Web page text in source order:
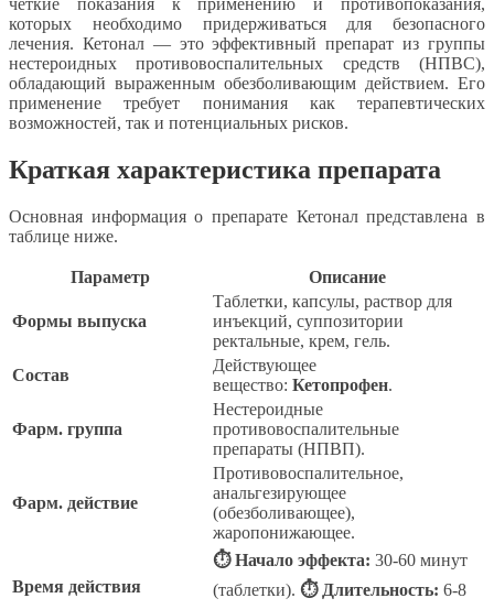
четкие показания к применению и противопоказания,
которых необходимо придерживаться для безопасного
лечения. Кетонал — это эффективный препарат из группы
нестероидных противовоспалительных средств (НПВС),
обладающий выраженным обезболивающим действием. Его
применение требует понимания как терапевтических
возможностей, так и потенциальных рисков.
Краткая характеристика препарата
Основная информация о препарате Кетонал представлена в
таблице ниже.
Параметр Описание
Формы выпуска
Таблетки, капсулы, раствор для
инъекций, суппозитории
ректальные, крем, гель.
Состав
Действующее
вещество: Кетопрофен.
Фарм. группа
Нестероидные
противовоспалительные
препараты (НПВП).
Фарм. действие
Противовоспалительное,
анальгезирующее
(обезболивающее),
жаропонижающее.
Время действия
⏱ Начало эффекта: 30-60 минут
(таблетки). ⏱ Длительность: 6-8